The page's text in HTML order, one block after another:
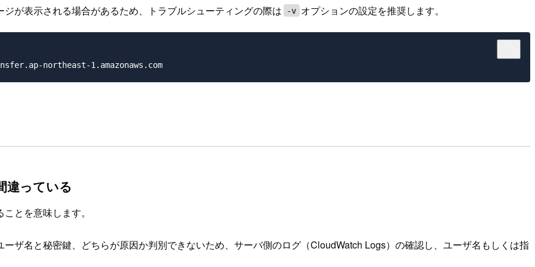
が表示される場合があるため、トラブルシューティングの際は -v オプションの設定を推奨します。
違っている
とを意味します。
ザ名と秘密鍵、どちらが原因か判別できないため、サーバ側のログ（CloudWatch Logs）の確認し、ユーザ名もしくは指